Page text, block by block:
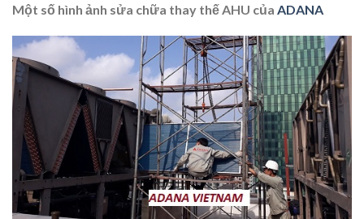
Một số hình ảnh sửa chữa thay thế AHU của ADANA